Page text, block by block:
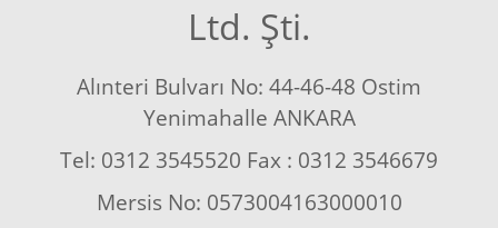
Ltd. Şti.
Alınteri Bulvarı No: 44-46-48 Ostim
Yenimahalle ANKARA
Tel: 0312 3545520 Fax : 0312 3546679
Mersis No: 0573004163000010